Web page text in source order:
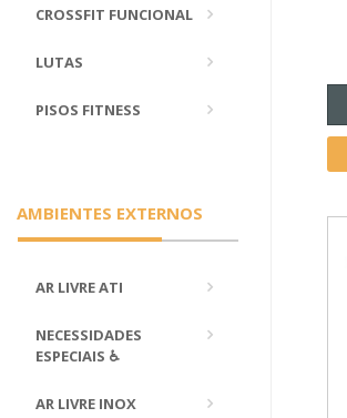
CROSSFIT FUNCIONAL
LUTAS
PISOS FITNESS
AMBIENTES EXTERNOS
AR LIVRE ATI
NECESSIDADES
ESPECIAIS ♿
AR LIVRE INOX